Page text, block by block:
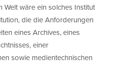
Welt wäre ein solches Institut
die die Anforderungen
eines Archives, eines
einer
sowie medientechnischen